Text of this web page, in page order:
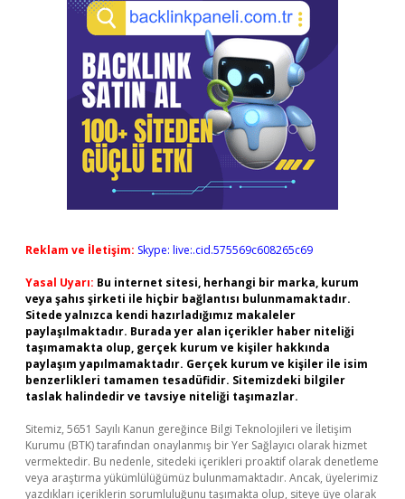
Reklam ve İletişim: Skype: live:.cid.575569c608265c69
Yasal Uyarı: Bu internet sitesi, herhangi bir marka, kurum
veya şahıs şirketi ile hiçbir bağlantısı bulunmamaktadır.
Sitede yalnızca kendi hazırladığımız makaleler
paylaşılmaktadır. Burada yer alan içerikler haber niteliği
taşımamakta olup, gerçek kurum ve kişiler hakkında
paylaşım yapılmamaktadır. Gerçek kurum ve kişiler ile isim
benzerlikleri tamamen tesadüfidir. Sitemizdeki bilgiler
taslak halindedir ve tavsiye niteliği taşımazlar.
Sitemiz, 5651 Sayılı Kanun gereğince Bilgi Teknolojileri ve İletişim
Kurumu (BTK) tarafından onaylanmış bir Yer Sağlayıcı olarak hizmet
vermektedir. Bu nedenle, sitedeki içerikleri proaktif olarak denetleme
veya araştırma yükümlülüğümüz bulunmamaktadır. Ancak, üyelerimiz
yazdıkları içeriklerin sorumluluğunu taşımakta olup, siteye üye olarak